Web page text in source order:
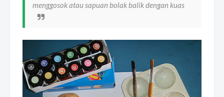
menggosok atau sapuan bolak balik dengan kuas